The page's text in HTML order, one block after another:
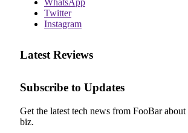
Twitter
Instagram
Latest Reviews
Subscribe to Updates
Get the latest tech news from FooBar about
biz.